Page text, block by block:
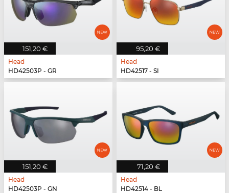
151,20 €
Head
HD42503P - GR
95,20 €
Head
HD42517 - SI
151,20 €
Head
HD42503P - GN
71,20 €
Head
HD42514 - BL